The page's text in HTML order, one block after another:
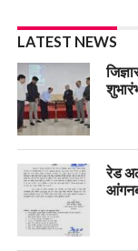
LATEST NEWS
रेड